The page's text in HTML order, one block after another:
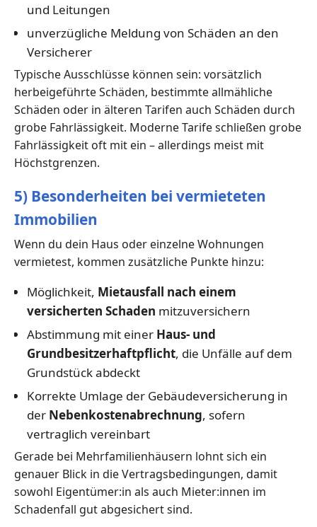
und Leitungen
unverzügliche Meldung von Schäden an den
Versicherer
Typische Ausschlüsse können sein: vorsätzlich
herbeigeführte Schäden, bestimmte allmähliche
Schäden oder in älteren Tarifen auch Schäden durch
grobe Fahrlässigkeit. Moderne Tarife schließen grobe
Fahrlässigkeit oft mit ein – allerdings meist mit
Höchstgrenzen.
5) Besonderheiten bei vermieteten
Immobilien
Wenn du dein Haus oder einzelne Wohnungen
vermietest, kommen zusätzliche Punkte hinzu:
Möglichkeit, Mietausfall nach einem
versicherten Schaden mitzuversichern
Abstimmung mit einer Haus- und
Grundbesitzerhaftpflicht, die Unfälle auf dem
Grundstück abdeckt
Korrekte Umlage der Gebäudeversicherung in
der Nebenkostenabrechnung, sofern
vertraglich vereinbart
Gerade bei Mehrfamilienhäusern lohnt sich ein
genauer Blick in die Vertragsbedingungen, damit
sowohl Eigentümer:in als auch Mieter:innen im
Schadenfall gut abgesichert sind.